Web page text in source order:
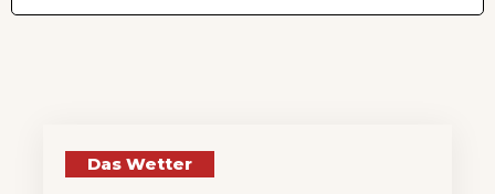
Das Wetter